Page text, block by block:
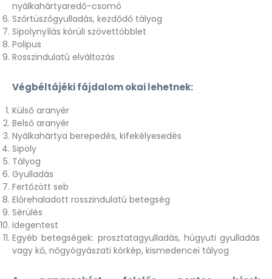
nyálkahártyaredő-csomó
Szőrtüszőgyulladás, kezdődő tályog
Sipolynyílás körüli szövettöbblet
Polipus
Rosszindulatú elváltozás
Végbéltájéki fájdalom okai lehetnek:
Külső aranyér
Belső aranyér
Nyálkahártya berepedés, kifekélyesedés
Sipoly
Tályog
Gyulladás
Fertőzött seb
Előrehaladott rosszindulatú betegség
Sérülés
Idegentest
Egyéb betegségek: prosztatagyulladás, húgyuti gyulladás
vagy kő, nőgyógyászati kórkép, kismedencei tályog